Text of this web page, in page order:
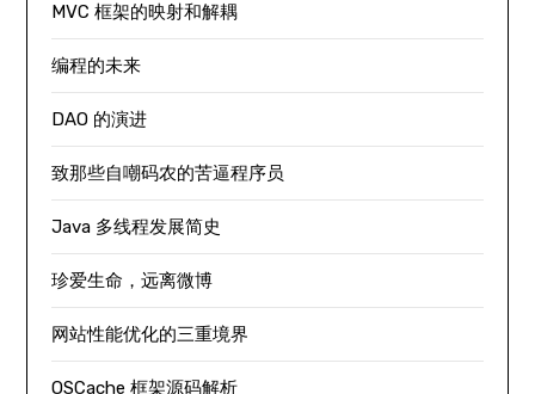
MVC 框架的映射和解耦
编程的未来
DAO 的演进
致那些自嘲码农的苦逼程序员
Java 多线程发展简史
珍爱生命，远离微博
网站性能优化的三重境界
OSCache 框架源码解析